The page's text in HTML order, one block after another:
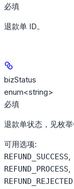
必填
退款单 ID。
bizStatus
enum<string>
必填
退款单状态，见枚举
可用选项:
REFUND_SUCCESS,
REFUND_PROCESS,
REFUND_REJECTED